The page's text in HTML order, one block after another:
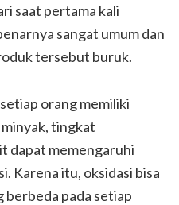
saat pertama kali
sangat umum dan
tersebut buruk.
orang memiliki
tingkat
dapat memengaruhi
Karena itu, oksidasi bisa
pada setiap